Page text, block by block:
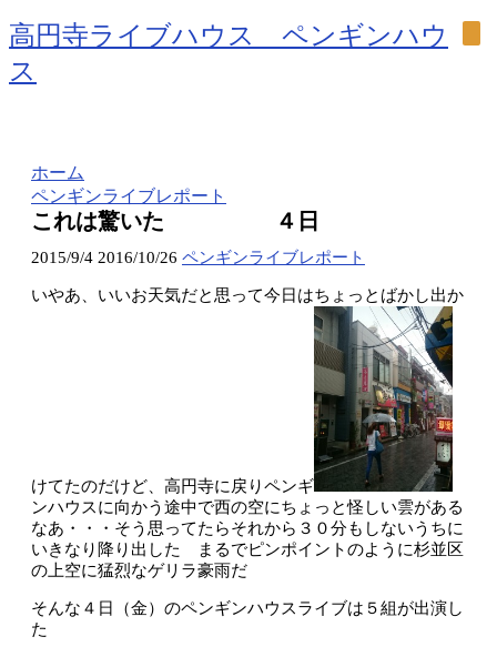
高円寺ライブハウス ペンギンハウ
ス
ホーム
ペンギンライブレポート
これは驚いた ４日
2015/9/4 2016/10/26 ペンギンライブレポート
いやあ、いいお天気だと思って今日はちょっとばかし出か
けてたのだけど、高円寺に戻りペンギ
ンハウスに向かう途中で西の空にちょっと怪しい雲がある
なあ・・・そう思ってたらそれから３０分もしないうちに
いきなり降り出した まるでピンポイントのように杉並区
の上空に猛烈なゲリラ豪雨だ
そんな４日（金）のペンギンハウスライブは５組が出演し
た